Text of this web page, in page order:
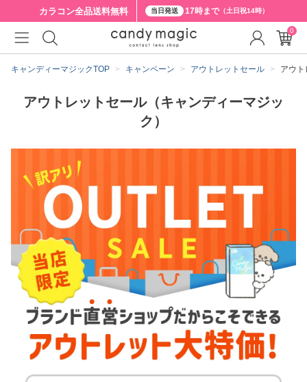
カラコン全品送料無料 当日発送 17時まで（土日祝14時）
キャンディーマジックTOP キャンペーン アウトレットセール アウ
アウトレットセール（キャンディーマジッ
ク）
0